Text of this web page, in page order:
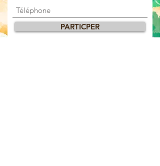
PARTICPER